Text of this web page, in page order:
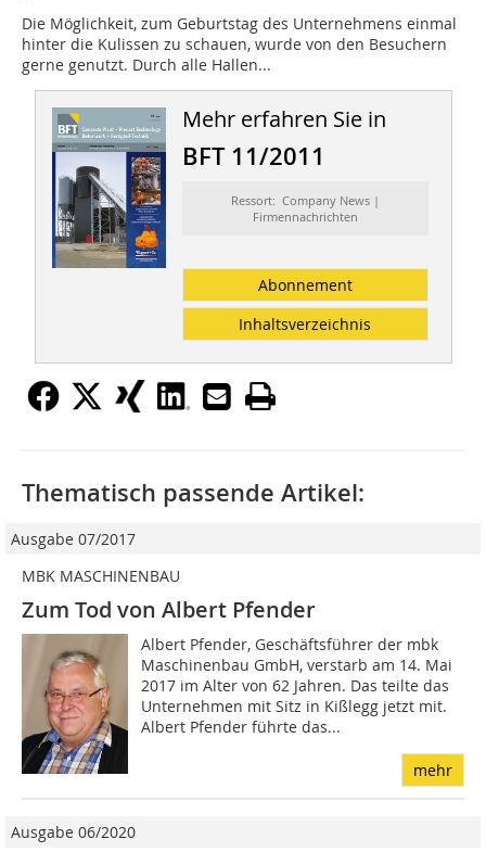
Die Möglichkeit, zum Geburtstag des Unternehmens einmal
hinter die Kulissen zu schauen, wurde von den Besuchern
gerne genutzt. Durch alle Hallen...
Mehr erfahren Sie in
BFT 11/2011
Ressort: Company News |
Firmennachrichten
Abonnement
Inhaltsverzeichnis
Thematisch passende Artikel:
Ausgabe 07/2017
MBK MASCHINENBAU
Zum Tod von Albert Pfender
Albert Pfender, Geschäftsführer der mbk
Maschinenbau GmbH, verstarb am 14. Mai
2017 im Alter von 62 Jahren. Das teilte das
Unternehmen mit Sitz in Kißlegg jetzt mit.
Albert Pfender führte das...
mehr
Ausgabe 06/2020